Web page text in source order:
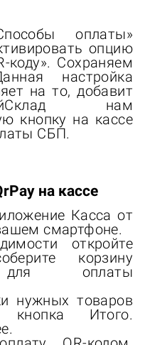
оплаты»
опцию
коду». Сохраняем
настройка
на то, добавит
нам
кнопку на кассе
СБП.
на кассе
Касса от
смартфоне.
откройте
корзину
оплаты
нужных товаров
кнопка Итого.